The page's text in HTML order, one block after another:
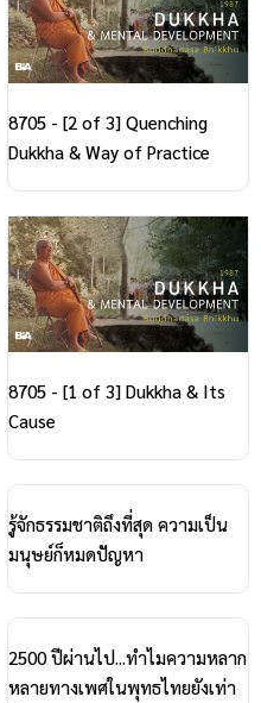
8705 - [2 of 3] Quenching
Dukkha & Way of Practice
8705 - [1 of 3] Dukkha & Its
Cause
รู้จักธรรมชาติถึงที่สุด ความเป็น
มนุษย์ก็หมดปัญหา
2500 ปีผ่านไป...ทำไมความหลาก
หลายทางเพศในพุทธไทยยังเท่า